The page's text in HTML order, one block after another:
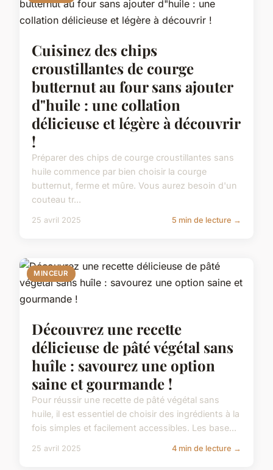
Cuisinez des chips
croustillantes de courge
butternut au four sans ajouter
d"huile : une collation
délicieuse et légère à découvrir
!
Préparer des chips de courge croustillantes sans
huile commence par bien choisir la courge
butternut, ferme et mûre. Vous aurez besoin d'un
couteau tr...
25 avril 2025 5 min de lecture →
MINCEUR
Découvrez une recette
délicieuse de pâté végétal sans
huîle : savourez une option
saine et gourmande !
Pour réussir une recette de pâté végétal sans
huile, il est essentiel de choisir des ingrédients à la
fois simples et facilement accessibles. Les base...
25 avril 2025 4 min de lecture →